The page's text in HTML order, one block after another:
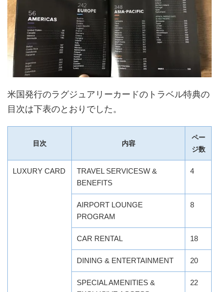
米国発行のラグジュアリーカードのトラベル特典の
目次は下表のとおりでした。
目次 内容
ペー
ジ数
LUXURY CARD
TRAVEL SERVICESW &
BENEFITS
4
AIRPORT LOUNGE
PROGRAM
8
CAR RENTAL 18
DINING & ENTERTAINMENT 20
SPECIAL AMENITIES &
22